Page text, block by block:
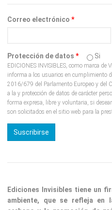
Correo electrónico *
Protección de datos * Si
EDICIONES INVISIBLES, como marca de
informa a los usuarios en cumplimiento
2016/679 del Parlamento Europeo y del
a la y protección de datos de carácter
forma expresa, libre y voluntaria, si
son solicitados en el sitio web para la
Ediciones Invisibles tiene un
ambiente, que se refleja en